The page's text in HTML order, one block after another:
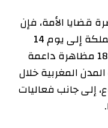
قضايا الأمة، فإن
عدد المظاهرات التي شهدتها المملكة إلى يوم 14
يناير/كانون الثاني الماضي، بلغ 1850 مظاهرة داعمة
المغربية خلال
إلى جانب فعاليات